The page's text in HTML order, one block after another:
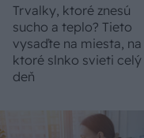
Trvalky, ktoré znesú
sucho a teplo? Tieto
vysaďte na miesta, na
ktoré slnko svieti celý
deň